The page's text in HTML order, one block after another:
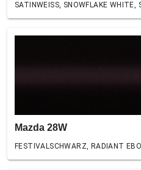
SATINWEISS, SNOWFLAKE WHITE,
Mazda 28W
FESTIVALSCHWARZ, RADIANT